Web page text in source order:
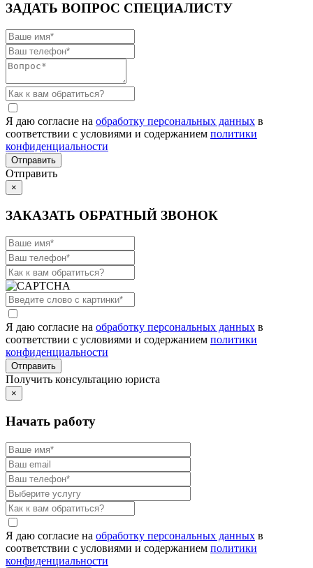
ЗАДАТЬ ВОПРОС СПЕЦИАЛИСТУ
Я даю согласие на обработку персональных данных в
соответствии с условиями и содержанием политики
конфиденциальности
Отправить
×
ЗАКАЗАТЬ ОБРАТНЫЙ ЗВОНОК
Я даю согласие на обработку персональных данных в
соответствии с условиями и содержанием политики
конфиденциальности
Получить консультацию юриста
×
Начать работу
Я даю согласие на обработку персональных данных в
соответствии с условиями и содержанием политики
конфиденциальности